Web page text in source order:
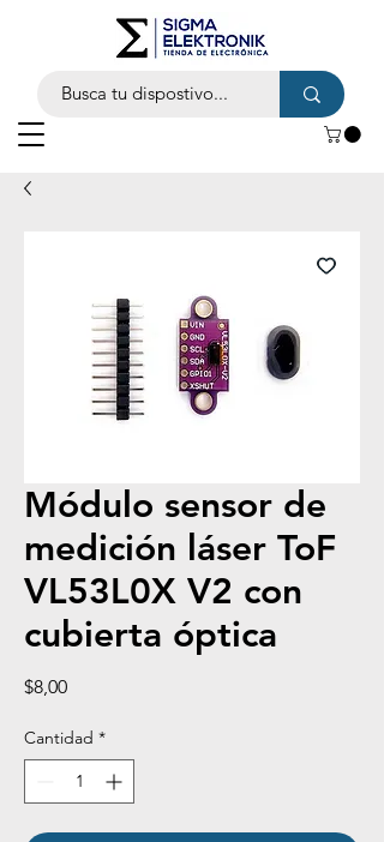
Módulo sensor de
medición láser ToF
VL53L0X V2 con
cubierta óptica
$8,00Precio
Cantidad *